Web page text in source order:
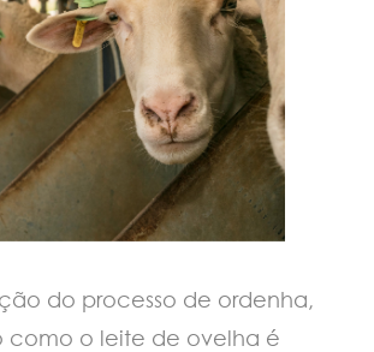
do processo de ordenha,
como o leite de ovelha é